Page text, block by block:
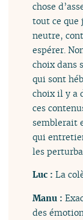
chose
tout ce que
neutre,
espérer.
choix dans
qui sont
choix il y a
ces
semblerait
qui
les
Luc :La
Manu :
des